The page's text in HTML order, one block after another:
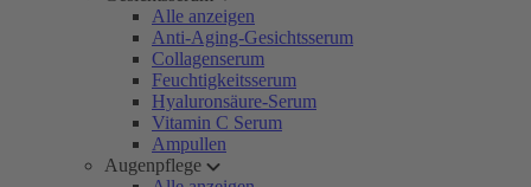
Alle anzeigen
Anti-Aging-Gesichtsserum
Collagenserum
Feuchtigkeitsserum
Hyaluronsäure-Serum
Vitamin C Serum
Ampullen
Augenpflege